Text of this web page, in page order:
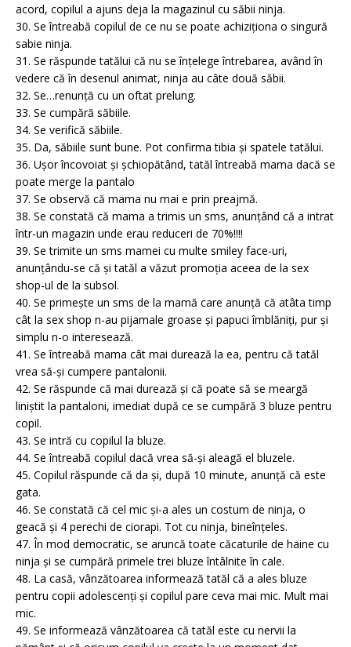
acord, copilul a ajuns deja la magazinul cu săbii ninja.
30. Se întreabă copilul de ce nu se poate achiziționa o singură
sabie ninja.
31. Se răspunde tatălui că nu se înțelege întrebarea, având în
vedere că în desenul animat, ninja au câte două săbii.
32. Se…renunță cu un oftat prelung.
33. Se cumpără săbiile.
34. Se verifică săbiile.
35. Da, săbiile sunt bune. Pot confirma tibia și spatele tatălui.
36. Ușor încovoiat și șchiopătând, tatăl întreabă mama dacă se
poate merge la pantalo
37. Se observă că mama nu mai e prin preajmă.
38. Se constată că mama a trimis un sms, anunțând că a intrat
într-un magazin unde erau reduceri de 70%!!!!
39. Se trimite un sms mamei cu multe smiley face-uri,
anunțându-se că și tatăl a văzut promoția aceea de la sex
shop-ul de la subsol.
40. Se primește un sms de la mamă care anunță că atâta timp
cât la sex shop n-au pijamale groase și papuci îmblăniți, pur și
simplu n-o interesează.
41. Se întreabă mama cât mai durează la ea, pentru că tatăl
vrea să-și cumpere pantalonii.
42. Se răspunde că mai durează și că poate să se meargă
liniștit la pantaloni, imediat după ce se cumpără 3 bluze pentru
copil.
43. Se intră cu copilul la bluze.
44. Se întreabă copilul dacă vrea să-și aleagă el bluzele.
45. Copilul răspunde că da și, după 10 minute, anunță că este
gata.
46. Se constată că cel mic și-a ales un costum de ninja, o
geacă și 4 perechi de ciorapi. Tot cu ninja, bineînțeles.
47. În mod democratic, se aruncă toate căcaturile de haine cu
ninja și se cumpără primele trei bluze întâlnite în cale.
48. La casă, vânzătoarea informează tatăl că a ales bluze
pentru copii adolescenți și copilul pare ceva mai mic. Mult mai
mic.
49. Se informează vânzătoarea că tatăl este cu nervii la